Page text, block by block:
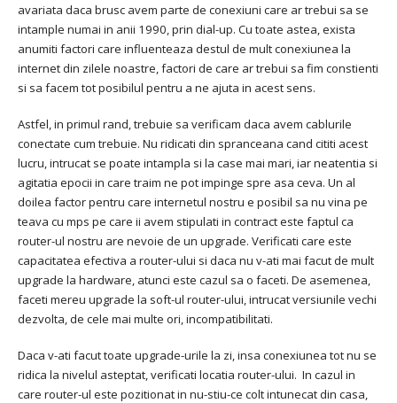
avariata daca brusc avem parte de conexiuni care ar trebui sa se
intample numai in anii 1990, prin dial-up. Cu toate astea, exista
anumiti factori care influenteaza destul de mult conexiunea la
internet din zilele noastre, factori de care ar trebui sa fim constienti
si sa facem tot posibilul pentru a ne ajuta in acest sens.
Astfel, in primul rand, trebuie sa verificam daca avem cablurile
conectate cum trebuie. Nu ridicati din spranceana cand cititi acest
lucru, intrucat se poate intampla si la case mai mari, iar neatentia si
agitatia epocii in care traim ne pot impinge spre asa ceva. Un al
doilea factor pentru care internetul nostru e posibil sa nu vina pe
teava cu mps pe care ii avem stipulati in contract este faptul ca
router-ul nostru are nevoie de un upgrade. Verificati care este
capacitatea efectiva a router-ului si daca nu v-ati mai facut de mult
upgrade la hardware, atunci este cazul sa o faceti. De asemenea,
faceti mereu upgrade la soft-ul router-ului, intrucat versiunile vechi
dezvolta, de cele mai multe ori, incompatibilitati.
Daca v-ati facut toate upgrade-urile la zi, insa conexiunea tot nu se
ridica la nivelul asteptat, verificati locatia router-ului. In cazul in
care router-ul este pozitionat in nu-stiu-ce colt intunecat din casa,